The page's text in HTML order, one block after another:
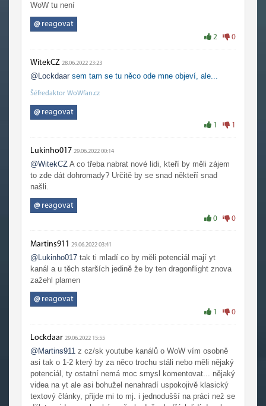
WoW tu není
@reagovat
2 0
WitekCZ 28.06.2022 23:23
@Lockdaar sem tam se tu něco ode mne objeví, ale...
Šéfredaktor WoWfan.cz
@reagovat
1 1
Lukinho017 29.06.2022 00:14
@WitekCZ A co třeba nabrat nové lidi, kteří by měli zájem
to zde dát dohromady? Určitě by se snad někteří snad
našli.
@reagovat
0 0
Martins911 29.06.2022 03:41
@Lukinho017 tak ti mladí co by měli potenciál mají yt
kanál a u těch starších jedině že by ten dragonflight znova
zažehl plamen
@reagovat
1 0
Lockdaar 29.06.2022 15:55
@Martins911 z cz/sk youtube kanálů o WoW vím osobně
asi tak o 1-2 který by za něco trochu stáli nebo měli nějaký
potenciál, ty ostatní nemá moc smysl komentovat... nějaký
videa na yt ale asi bohužel nenahradí uspokojivě klasický
textový články, přijde mi to mj. i jednodušší na práci než se